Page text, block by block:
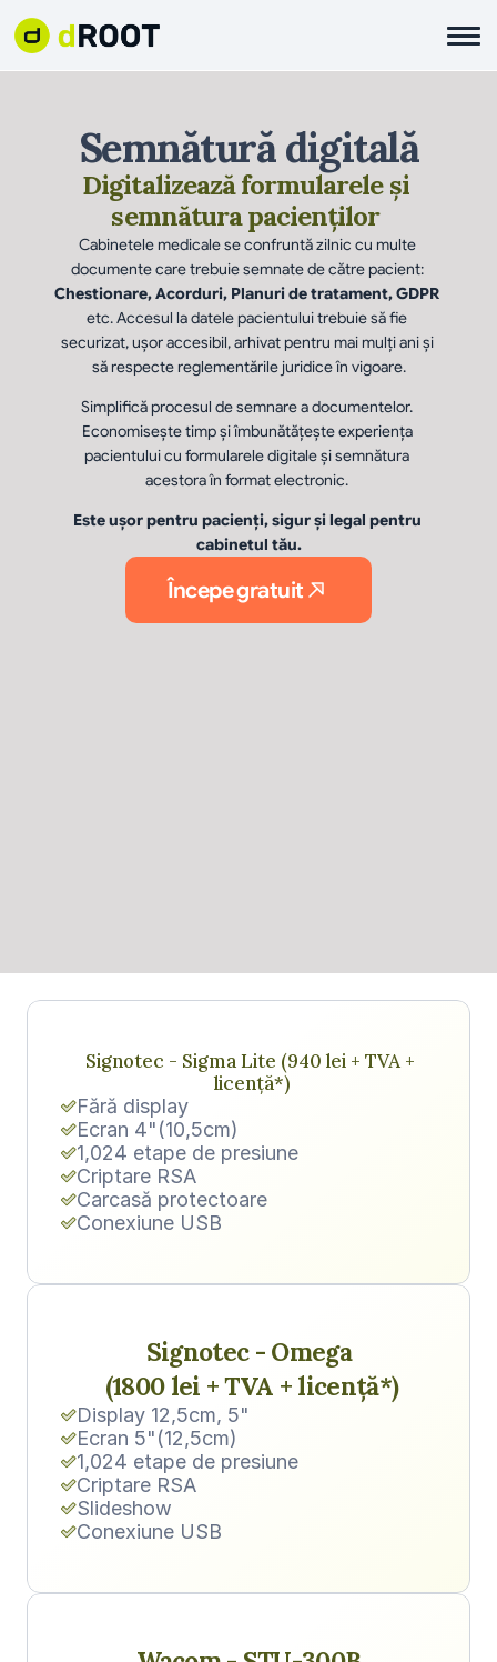
Semnătură digitală
Digitalizează formularele și
semnătura pacienților
Cabinetele medicale se confruntă zilnic cu multe
documente care trebuie semnate de către pacient:
Chestionare, Acorduri, Planuri de tratament, GDPR
etc. Accesul la datele pacientului trebuie să fie
securizat, ușor accesibil, arhivat pentru mai mulți ani și
să respecte reglementările juridice în vigoare.
Simplifică procesul de semnare a documentelor.
Economisește timp și îmbunătățește experiența
pacientului cu formularele digitale și semnătura
acestora în format electronic.
Este ușor pentru pacienți, sigur și legal pentru
cabinetul tău.
Începe gratuit
Signotec - Sigma Lite (940 lei + TVA +
licență*)
Fără display
Ecran 4"(10,5cm)
1,024 etape de presiune
Criptare RSA
Carcasă protectoare
Conexiune USB
Signotec - Omega
(1800 lei + TVA + licență*)
Display 12,5cm, 5"
Ecran 5"(12,5cm)
1,024 etape de presiune
Criptare RSA
Slideshow
Conexiune USB